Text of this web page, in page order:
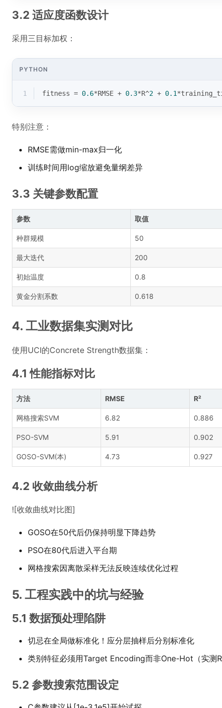
3.2 适应度函数设计
采用三目标加权：
PYTHON
1 fitness = 0.6*RMSE + 0.3*R^2 + 0.1
特别注意：
RMSE需做min-max归一化
训练时间用log缩放避免量纲差异
3.3 关键参数配置
参数 取值
种群规模 50
最大迭代 200
初始温度 0.8
黄金分割系数 0.618
4. 工业数据集实测对比
使用UCI的Concrete Strength数据集：
4.1 性能指标对比
方法 RMSE R²
网格搜索SVM 6.82 0.886
PSO-SVM 5.91 0.902
GOSO-SVM(本) 4.73 0.927
4.2 收敛曲线分析
![收敛曲线对比图]
GOSO在50代后仍保持明显下降趋势
PSO在80代后进入平台期
网格搜索因离散采样无法反映连续优化过程
5. 工程实践中的坑与经验
5.1 数据预处理陷阱
切忌在全局做标准化！应分层抽样后分别标准化
类别特征必须用Target Encoding而非One-Hot（实测
5.2 参数搜索范围设定